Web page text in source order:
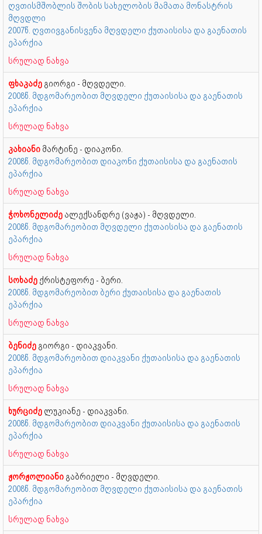
ღვთისმშობლის შობის სახელობის მამათა მონასტრის
მღვდლი
2007წ. ღვთივგანისვენა მღვდელი ქუთაისისა და გაენათის
ეპარქია
სრულად ნახვა
ფხაკაძე გიორგი - მღვდელი.
2008წ. მდგომარეობით მღვდელი ქუთაისისა და გაენათის
ეპარქია
სრულად ნახვა
კახიანი მარტინე - დიაკონი.
2008წ. მდგომარეობით დიაკონი ქუთაისისა და გაენათის
ეპარქია
სრულად ნახვა
ჭოხონელიძე ალექსანდრე (ვაჟა) - მღვდელი.
2008წ. მდგომარეობით მღვდელი ქუთაისისა და გაენათის
ეპარქია
სრულად ნახვა
სოხაძე ქრისტეფორე - ბერი.
2008წ. მდგომარეობით ბერი ქუთაისისა და გაენათის
ეპარქია
სრულად ნახვა
ბენიძე გიორგი - დიაკვანი.
2008წ. მდგომარეობით დიაკვანი ქუთაისისა და გაენათის
ეპარქია
სრულად ნახვა
ხურციძე ლუკიანე - დიაკვანი.
2008წ. მდგომარეობით დიაკვანი ქუთაისისა და გაენათის
ეპარქია
სრულად ნახვა
ჟორჟოლიანი გაბრიელი - მღვდელი.
2008წ. მდგომარეობით მღვდელი ქუთაისისა და გაენათის
ეპარქია
სრულად ნახვა